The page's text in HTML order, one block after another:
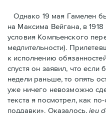
Однако 19 мая Гамелен
на Максима Вейгана, в
условия Компьенского
медлительности).
к исполнению
спустя oн заявил, что если
недели раньше, то опять
уже ничего невозможно
текста я посмотрел, как
поддавки». Оказалось,jeu